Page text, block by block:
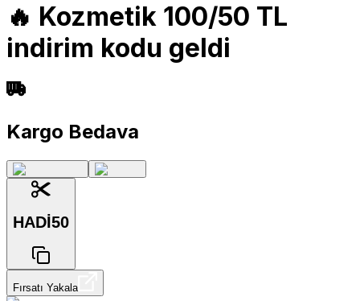
🔥 Kozmetik 100/50 TL
indirim kodu geldi
Kargo Bedava
HADİ50
Fırsatı Yakala